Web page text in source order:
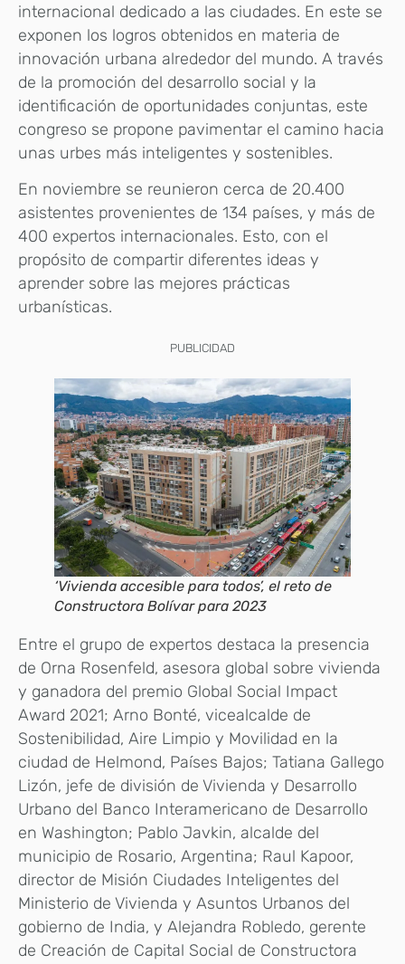
internacional dedicado a las ciudades. En este se
exponen los logros obtenidos en materia de
innovación urbana alrededor del mundo. A través
de la promoción del desarrollo social y la
identificación de oportunidades conjuntas, este
congreso se propone pavimentar el camino hacia
unas urbes más inteligentes y sostenibles.
En noviembre se reunieron cerca de 20.400
asistentes provenientes de 134 países, y más de
400 expertos internacionales. Esto, con el
propósito de compartir diferentes ideas y
aprender sobre las mejores prácticas
urbanísticas.
PUBLICIDAD
‘Vivienda accesible para todos’, el reto de
Constructora Bolívar para 2023
Entre el grupo de expertos destaca la presencia
de Orna Rosenfeld, asesora global sobre vivienda
y ganadora del premio Global Social Impact
Award 2021; Arno Bonté, vicealcalde de
Sostenibilidad, Aire Limpio y Movilidad en la
ciudad de Helmond, Países Bajos; Tatiana Gallego
Lizón, jefe de división de Vivienda y Desarrollo
Urbano del Banco Interamericano de Desarrollo
en Washington; Pablo Javkin, alcalde del
municipio de Rosario, Argentina; Raul Kapoor,
director de Misión Ciudades Inteligentes del
Ministerio de Vivienda y Asuntos Urbanos del
gobierno de India, y Alejandra Robledo, gerente
de Creación de Capital Social de Constructora